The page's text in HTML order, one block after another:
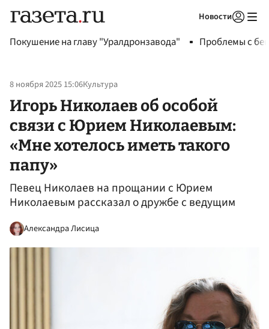
Новости
Покушение на главу "Уралдронзавода" Проблемы с
8 ноября 2025 15:06Культура
Игорь Николаев об особой
связи с Юрием Николаевым:
«Мне хотелось иметь такого
папу»
Певец Николаев на прощании с Юрием
Николаевым рассказал о дружбе с ведущим
Александра Лисица